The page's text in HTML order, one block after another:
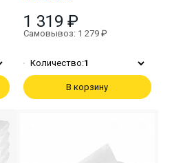
1 319 ₽
Самовывоз: 1 279 ₽
Количество:1
В корзину